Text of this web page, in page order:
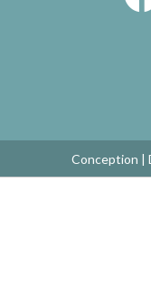
Conception |